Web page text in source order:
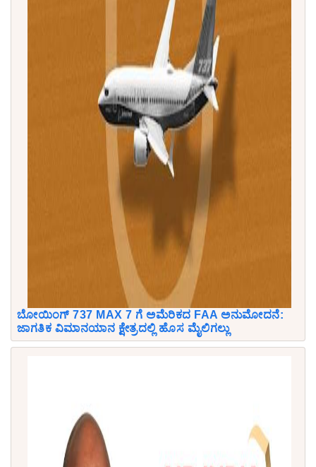
ಬೋಯಿಂಗ್ 737 MAX 7 ಗೆ ಅಮೆರಿಕದ FAA ಅನುಮೋದನೆ:
ಜಾಗತಿಕ ವಿಮಾನಯಾನ ಕ್ಷೇತ್ರದಲ್ಲಿ ಹೊಸ ಮೈಲಿಗಲ್ಲು